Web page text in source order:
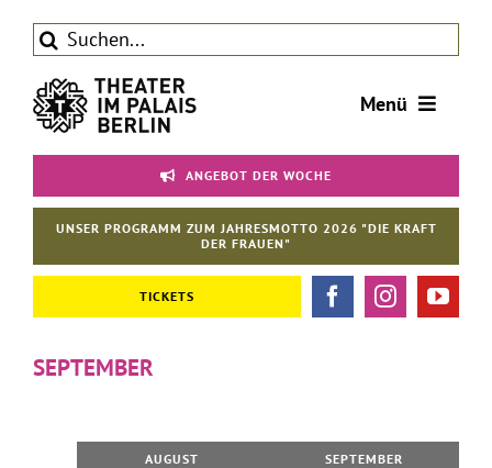
Inhalt
springen
Suche
Menü
Tickets
Theater
ANGEBOT DER WOCHE
UNSER PROGRAMM ZUM JAHRESMOTTO 2026 "DIE KRAFT
DER FRAUEN"
TICKETS
SEPTEMBER
AUGUST SEPTEMBER